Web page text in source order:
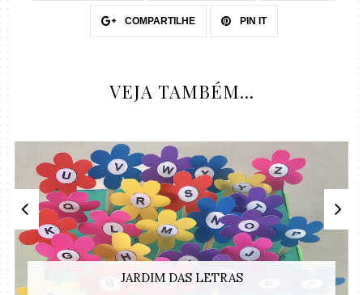
COMPARTILHE PIN IT
VEJA TAMBÉM...
JARDIM DAS LETRAS